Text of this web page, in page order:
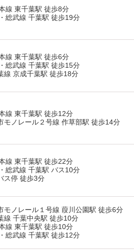
線 東千葉駅 徒歩8分
総武線 千葉駅 徒歩19分
線 東千葉駅 徒歩6分
総武線 千葉駅 徒歩15分
線 京成千葉駅 徒歩18分
線 東千葉駅 徒歩12分
モノレール２号線 作草部駅 徒歩14分
線 東千葉駅 徒歩22分
総武線 千葉駅 バス10分
ス停 徒歩3分
モノレール１号線 葭川公園駅 徒歩6分
線 千葉中央駅 徒歩10分
線 東千葉駅 徒歩10分
総武線 千葉駅 徒歩12分